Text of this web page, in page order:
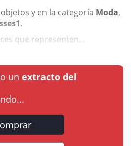
y en la categoría Moda,
.
que representen...
un extracto del